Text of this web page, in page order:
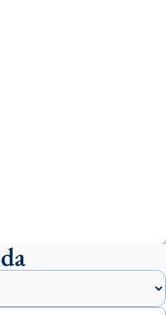
la missa de Les